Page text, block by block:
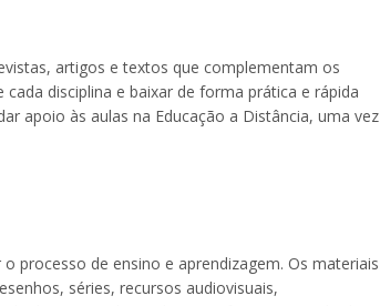
artigos e textos que complementam os
disciplina e baixar de forma prática e rápida
apoio às aulas na Educação a Distância, uma vez
processo de ensino e aprendizagem. Os materiais
séries, recursos audiovisuais,